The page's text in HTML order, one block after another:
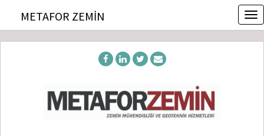
T
o
g
METAFOR ZEMIN